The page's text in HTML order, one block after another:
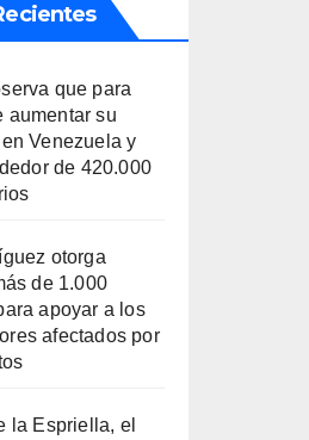
que para
aumentar su
Venezuela y
de 420.000
otorga
de 1.000
apoyar a los
afectados por
la Espriella, el